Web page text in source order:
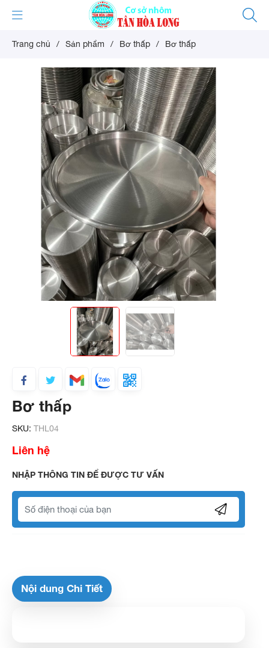
Trang chủ / Sản phẩm / Bơ thấp / Bơ thấp
Bơ thấp
SKU: THL04
Liên hệ
NHẬP THÔNG TIN ĐỂ ĐƯỢC TƯ VẤN
Nội dung Chi Tiết